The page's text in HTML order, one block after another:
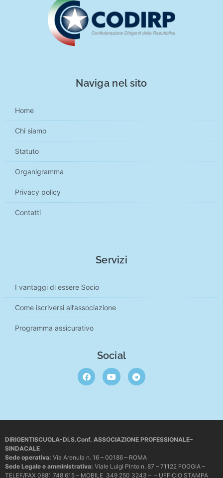
Naviga nel sito
Home
Chi siamo
Statuto
Organigramma
Privacy policy
Contatti
Servizi
I vantaggi di essere Socio
Come iscriversi all’associazione
Programma assicurativo
Social
DIRIGENTISCUOLA-Di.S.Conf. ASSOCIAZIONE PROFESSIONALE–
SINDACALE
Sede operativa: Via Arenula n. 16 – 00186 – ROMA
Sede Legale e amministrativa: Viale Luigi Pinto n. 87 – 71122 FOGGIA –
TELEF/FAX 0881 748 615 – MOBILE 349 250 3243 – – UFFICIO STAMPA